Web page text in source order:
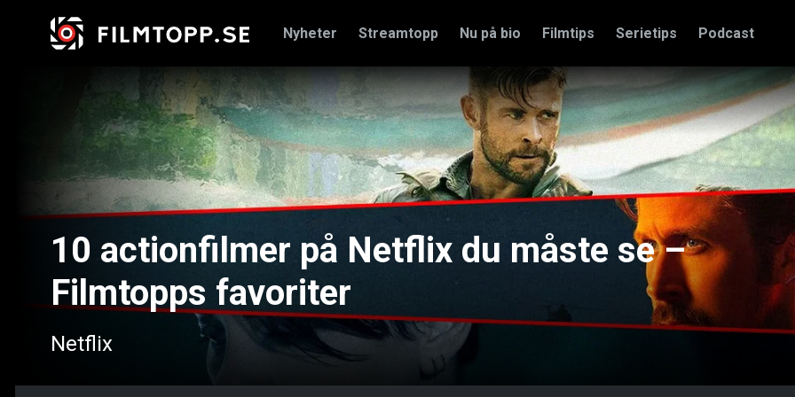
Nyheter Streamtopp Nu på bio Filmtips Serietips Podcast
10 actionfilmer på Netflix du måste se –
Filmtopps favoriter
Netflix